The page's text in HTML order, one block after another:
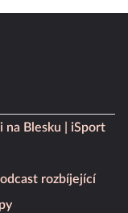
na Blesku
iSport
rozbíjející